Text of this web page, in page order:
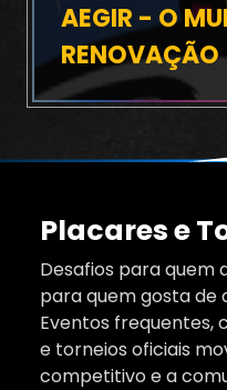
AEGIR - O
RENOVAÇÃO
Placares e
Desafios para quem
para quem gosta de
Eventos frequentes,
e torneios oficiais
competitivo e a